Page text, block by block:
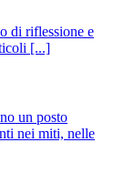
di riflessione e
[...]
un posto
nei miti, nelle